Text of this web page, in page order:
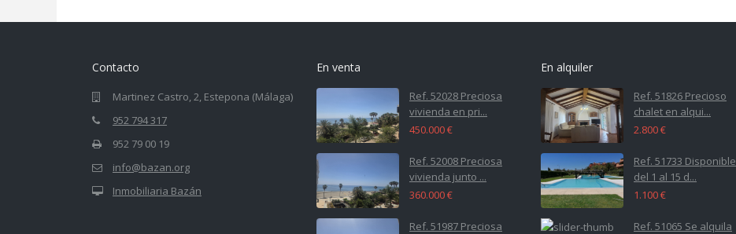
Contacto
Martinez Castro, 2, Estepona (Málaga)
952 794 317
952 79 00 19
info@bazan.org
Inmobiliaria Bazán
En venta
Ref. 52028 Preciosa
vivienda en pri...
450.000 €
Ref. 52008 Preciosa
vivienda junto ...
360.000 €
Ref. 51987 Preciosa
En alquiler
Ref. 51826 Precioso
chalet en alqui...
2.800 €
Ref. 51733 Disponible
del 1 al 15 d...
1.100 €
Ref. 51065 Se alquila